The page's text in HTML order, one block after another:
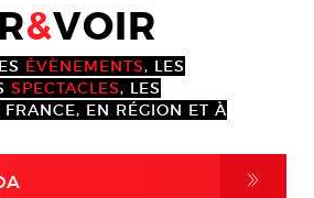
&VOIR
ÉVÈNEMENTS, LES
SPECTACLES, LES
FRANCE, EN RÉGION ET À
,